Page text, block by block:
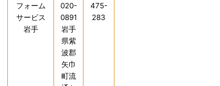
フォーム
サービス
岩手
020-
0891
岩手
県紫
波郡
矢巾
町流
475-
283